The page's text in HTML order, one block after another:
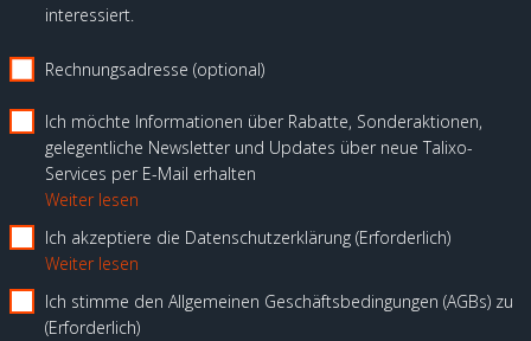
interessiert.
Rechnungsadresse (optional)
Ich möchte Informationen über Rabatte, Sonderaktionen,
gelegentliche Newsletter und Updates über neue Talixo-
Services per E-Mail erhalten
Weiter lesen
Ich akzeptiere die Datenschutzerklärung Erforderlich
Weiter lesen
Ich stimme den Allgemeinen Geschäftsbedingungen (AGBs) zu
Erforderlich